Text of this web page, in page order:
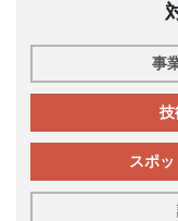
事
技
スポ